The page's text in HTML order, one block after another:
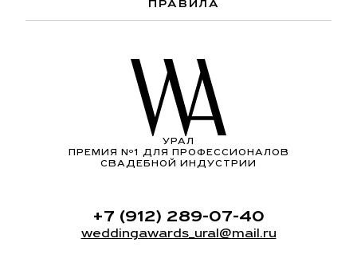
ПРАВИЛА
УРАЛ
ПРЕМИЯ Nº1 ДЛЯ ПРОФЕССИОНАЛОВ
СВАДЕБНОЙ ИНДУСТРИИ
+7 (912) 289-07-40
weddingawards_ural@mail.ru